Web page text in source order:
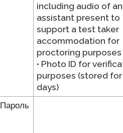
including audio of
assistant present to
support a test taker
accommodation for
proctoring purposes
• Photo ID for
purposes (stored for
days)